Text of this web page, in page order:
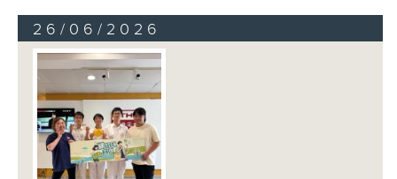
26/06/2026